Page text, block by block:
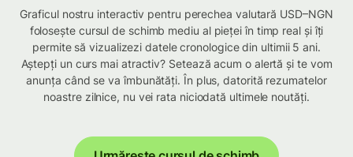
Graficul nostru interactiv pentru perechea valutară USD–NGN
folosește cursul de schimb mediu al pieței în timp real și îți
permite să vizualizezi datele cronologice din ultimii 5 ani.
Aștepți un curs mai atractiv? Setează acum o alertă și te vom
anunța când se va îmbunătăți. În plus, datorită rezumatelor
noastre zilnice, nu vei rata niciodată ultimele noutăți.